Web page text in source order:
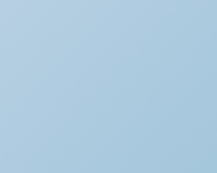
른 수분장벽